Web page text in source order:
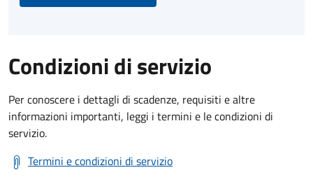
Condizioni di servizio
Per conoscere i dettagli di scadenze, requisiti e altre
informazioni importanti, leggi i termini e le condizioni di
servizio.
Termini e condizioni di servizio